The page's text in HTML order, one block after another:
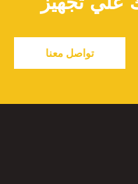
تواصل معنا